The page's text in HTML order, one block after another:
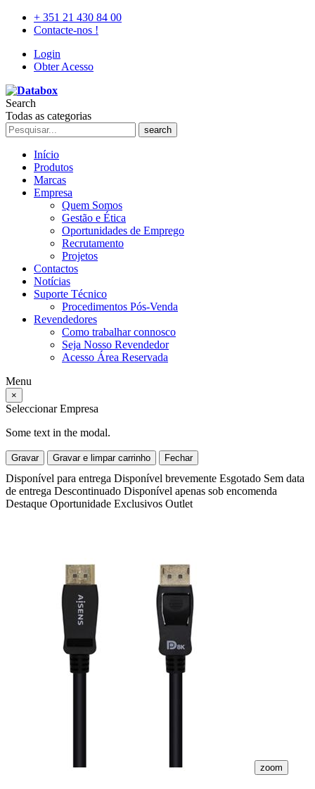
+ 351 21 430 84 00
Contacte-nos !
Login
Obter Acesso
Search
Todas as categorias
search
Início
Produtos
Marcas
Empresa
Quem Somos
Gestão e Ética
Oportunidades de Emprego
Recrutamento
Projetos
Contactos
Notícias
Suporte Técnico
Procedimentos Pós-Venda
Revendedores
Como trabalhar connosco
Seja Nosso Revendedor
Acesso Área Reservada
Menu
×
Seleccionar Empresa
Some text in the modal.
Gravar Gravar e limpar carrinho Fechar
Disponível para entrega Disponível brevemente Esgotado Sem data
de entrega Descontinuado Disponível apenas sob encomenda
Destaque Oportunidade Exclusivos Outlet
zoom